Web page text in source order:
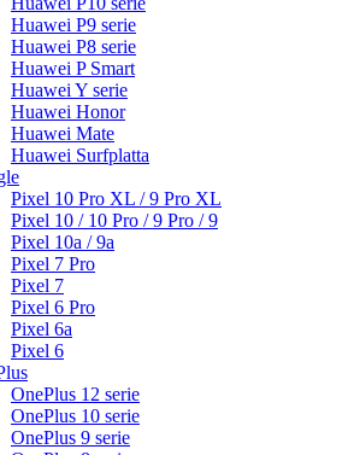
Huawei P9 serie
Huawei P8 serie
Huawei P Smart
Huawei Y serie
Huawei Honor
Huawei Mate
Huawei Surfplatta
Pixel 10 Pro XL / 9 Pro XL
Pixel 10 / 10 Pro / 9 Pro / 9
Pixel 10a / 9a
Pixel 7 Pro
Pixel 7
Pixel 6 Pro
Pixel 6a
Pixel 6
OnePlus 12 serie
OnePlus 10 serie
OnePlus 9 serie